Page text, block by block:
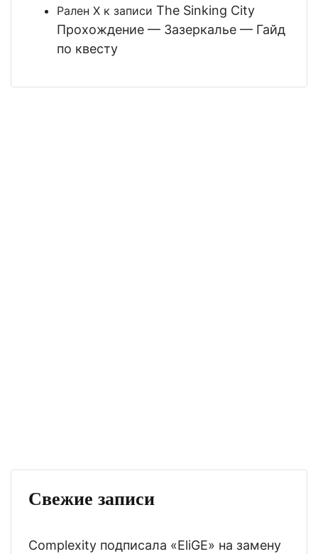
Рален Х к записи The Sinking City
Прохождение — Зазеркалье — Гайд
по квесту
Свежие записи
Complexity подписала «EliGE» на замену